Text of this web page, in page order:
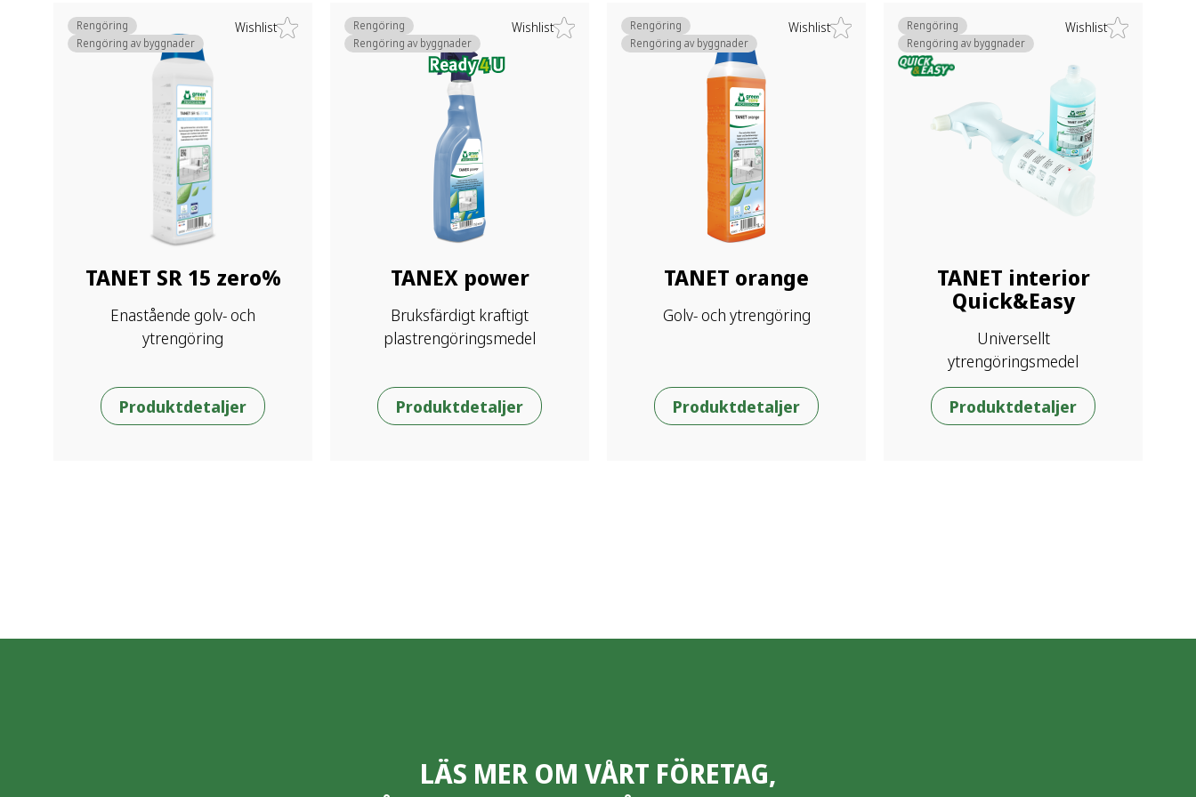
Wishlist
TANET SR 15 zero%
Enastående golv- och
ytrengöring
Rengöring
Rengöring av byggnader
Produktdetaljer
Wishlist
TANEX power
Bruksfärdigt kraftigt
plastrengöringsmedel
Rengöring
Rengöring av byggnader
Produktdetaljer
Wishlist
TANET orange
Golv- och ytrengöring
Rengöring
Rengöring av byggnader
Produktdetaljer
Wishlist
TANET interior
Quick&Easy
Universellt
ytrengöringsmedel
Rengöring
Rengöring av byggnader
Produktdetaljer
LÄS MER OM VÅRT FÖRETAG,